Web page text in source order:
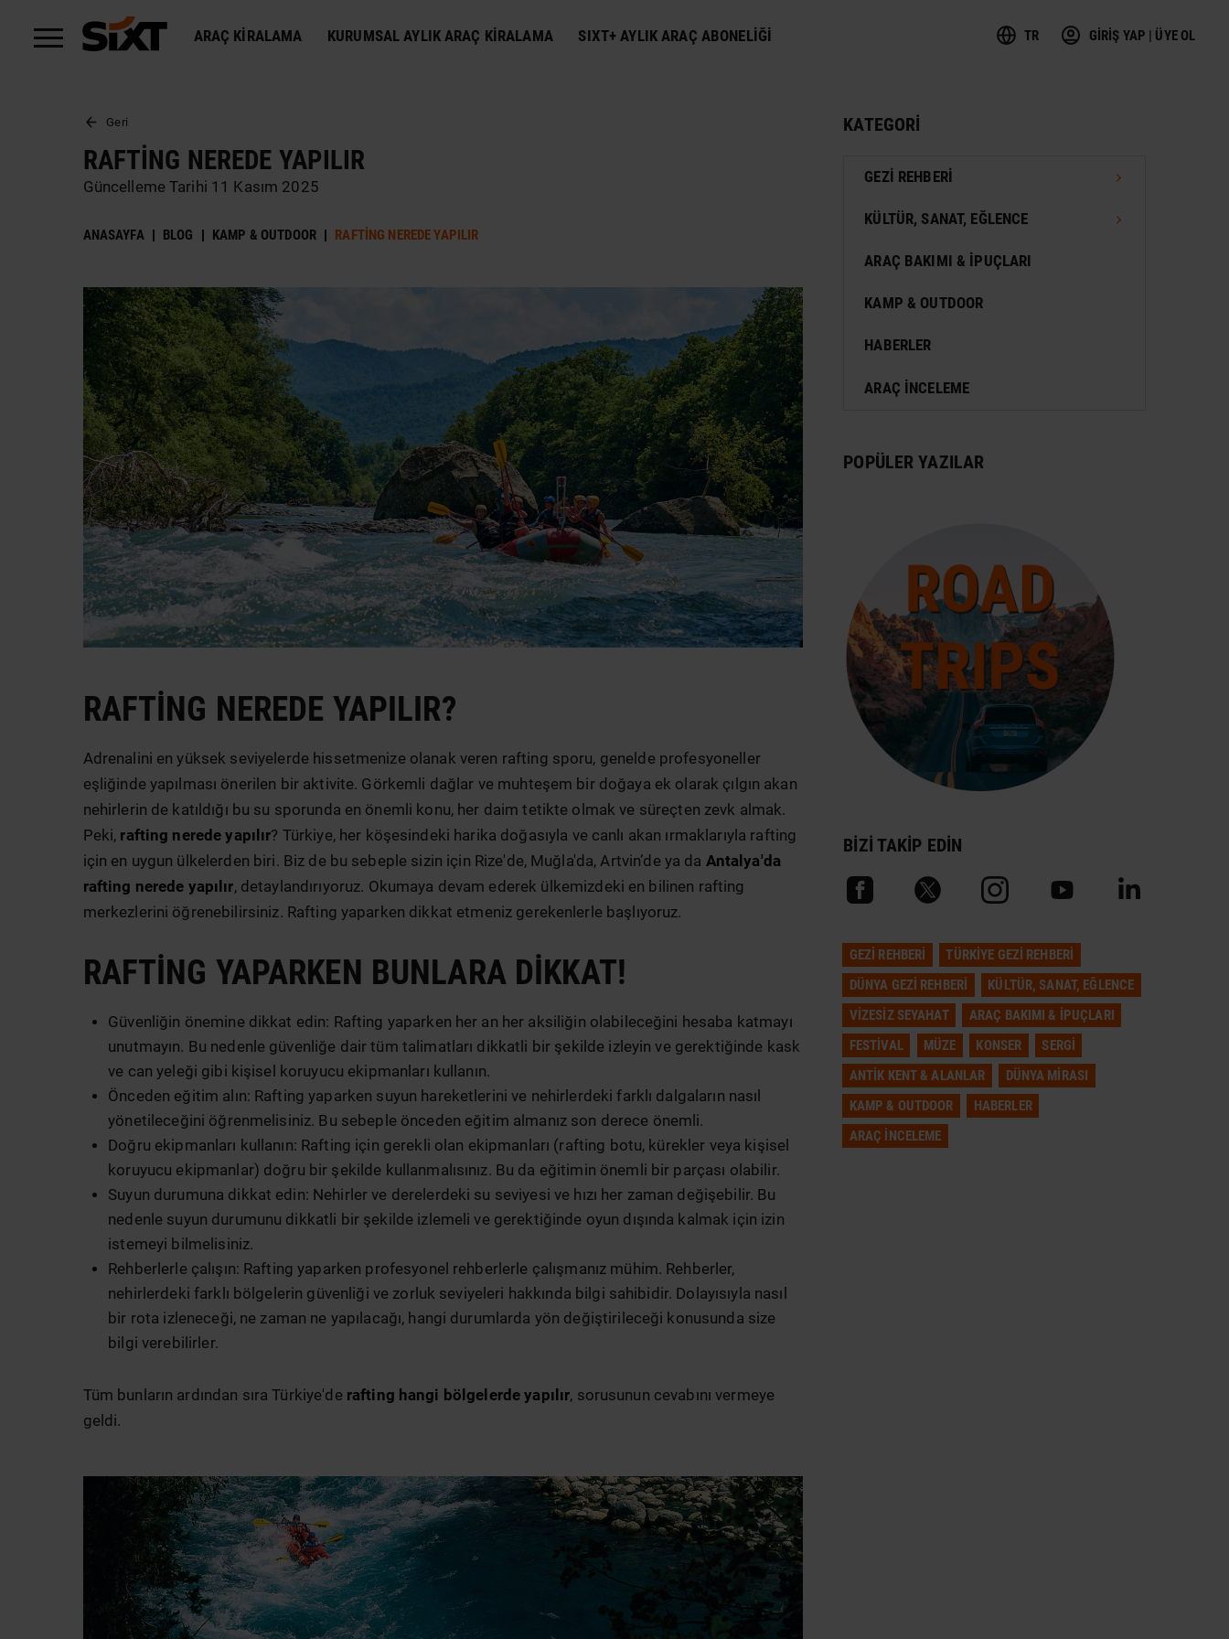
ARAÇ KIRALAMA KURUMSAL AYLIK ARAÇ KIRALAMA SIXT+ AYLIK ARAÇ ABONELIĞI TR GİRİŞ YAP | ÜYE OL
Geri
RAFTING NEREDE YAPILIR
Güncelleme Tarihi 11 Kasım 2025
ANASAYFA BLOG KAMP & OUTDOOR RAFTING NEREDE YAPILIR
RAFTING NEREDE YAPILIR?
Adrenalini en yüksek seviyelerde hissetmenize olanak veren rafting sporu, genelde profesyoneller
eşliğinde yapılması önerilen bir aktivite. Görkemli dağlar ve muhteşem bir doğaya ek olarak çılgın akan
nehirlerin de katıldığı bu su sporunda en önemli konu, her daim tetikte olmak ve süreçten zevk almak.
Peki, rafting nerede yapılır? Türkiye, her köşesindeki harika doğasıyla ve canlı akan ırmaklarıyla rafting
için en uygun ülkelerden biri. Biz de bu sebeple sizin için Rize'de, Muğla'da, Artvin’de ya da Antalya'da
rafting nerede yapılır, detaylandırıyoruz. Okumaya devam ederek ülkemizdeki en bilinen rafting
merkezlerini öğrenebilirsiniz. Rafting yaparken dikkat etmeniz gerekenlerle başlıyoruz.
RAFTING YAPARKEN BUNLARA DIKKAT!
Güvenliğin önemine dikkat edin: Rafting yaparken her an her aksiliğin olabileceğini hesaba katmayı
unutmayın. Bu nedenle güvenliğe dair tüm talimatları dikkatli bir şekilde izleyin ve gerektiğinde kask
ve can yeleği gibi kişisel koruyucu ekipmanları kullanın.
Önceden eğitim alın: Rafting yaparken suyun hareketlerini ve nehirlerdeki farklı dalgaların nasıl
yönetileceğini öğrenmelisiniz. Bu sebeple önceden eğitim almanız son derece önemli.
Doğru ekipmanları kullanın: Rafting için gerekli olan ekipmanları (rafting botu, kürekler veya kişisel
koruyucu ekipmanlar) doğru bir şekilde kullanmalısınız. Bu da eğitimin önemli bir parçası olabilir.
Suyun durumuna dikkat edin: Nehirler ve derelerdeki su seviyesi ve hızı her zaman değişebilir. Bu
nedenle suyun durumunu dikkatli bir şekilde izlemeli ve gerektiğinde oyun dışında kalmak için izin
istemeyi bilmelisiniz.
Rehberlerle çalışın: Rafting yaparken profesyonel rehberlerle çalışmanız mühim. Rehberler,
nehirlerdeki farklı bölgelerin güvenliği ve zorluk seviyeleri hakkında bilgi sahibidir. Dolayısıyla nasıl
bir rota izleneceği, ne zaman ne yapılacağı, hangi durumlarda yön değiştirileceği konusunda size
bilgi verebilirler.
Tüm bunların ardından sıra Türkiye'de rafting hangi bölgelerde yapılır, sorusunun cevabını vermeye
geldi.
KATEGORI
GEZI REHBERI
TÜRKIYE GEZI REHBERI
DÜNYA GEZI REHBERI
KÜLTÜR, SANAT, EĞLENCE
FESTIVAL
ANTIK KENT & ALANLAR
ARAÇ BAKIMI & İPUÇLARI
KAMP & OUTDOOR
HABERLER
ARAÇ İNCELEME
POPÜLER YAZILAR
BİZİ TAKİP EDİN
GEZI REHBERI
TÜRKIYE GEZI REHBERI
DÜNYA GEZI REHBERI
KÜLTÜR, SANAT, EĞLENCE
VIZESIZ SEYAHAT
ARAÇ BAKIMI & İPUÇLARI
FESTIVAL
MÜZE KONSER
SERGI
ANTIK KENT & ALANLAR
DÜNYA MIRASI
KAMP & OUTDOOR
HABERLER
ARAÇ İNCELEME